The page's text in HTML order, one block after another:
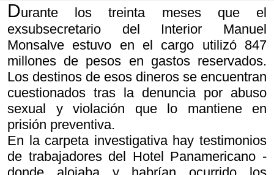
Durante los treinta meses que el
exsubsecretario del Interior Manuel
Monsalve estuvo en el cargo utilizó 847
millones de pesos en gastos reservados.
Los destinos de esos dineros se encuentran
cuestionados tras la denuncia por abuso
sexual y violación que lo mantiene en
prisión preventiva.
En la carpeta investigativa hay testimonios
de trabajadores del Hotel Panamericano -